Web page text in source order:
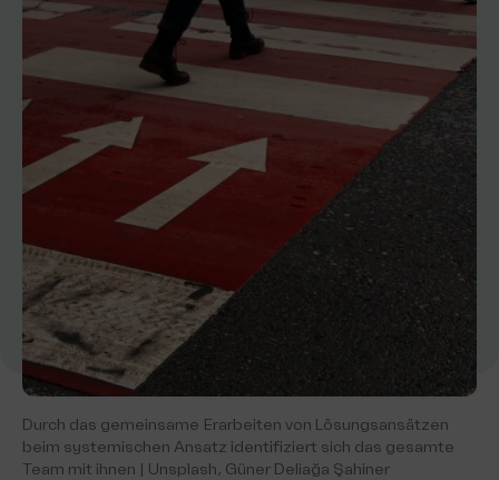
Durch das gemeinsame Erarbeiten von Lösungsansätzen
beim systemischen Ansatz identifiziert sich das gesamte
Team mit ihnen | Unsplash, Güner Deliağa Şahiner